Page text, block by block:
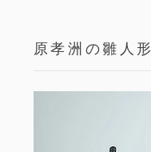
原孝洲の雛人形